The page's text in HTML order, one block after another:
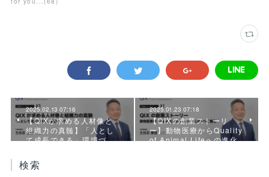
2025.02.13 07:16
【QIXが求める人材像と
組織力の真髄】「人とし
て成長できる」環境づ…
2025.01.23 07:18
【QIXの創業ストーリ
ー】動物医療からQuality
of Animal Lifeへの進化
検索